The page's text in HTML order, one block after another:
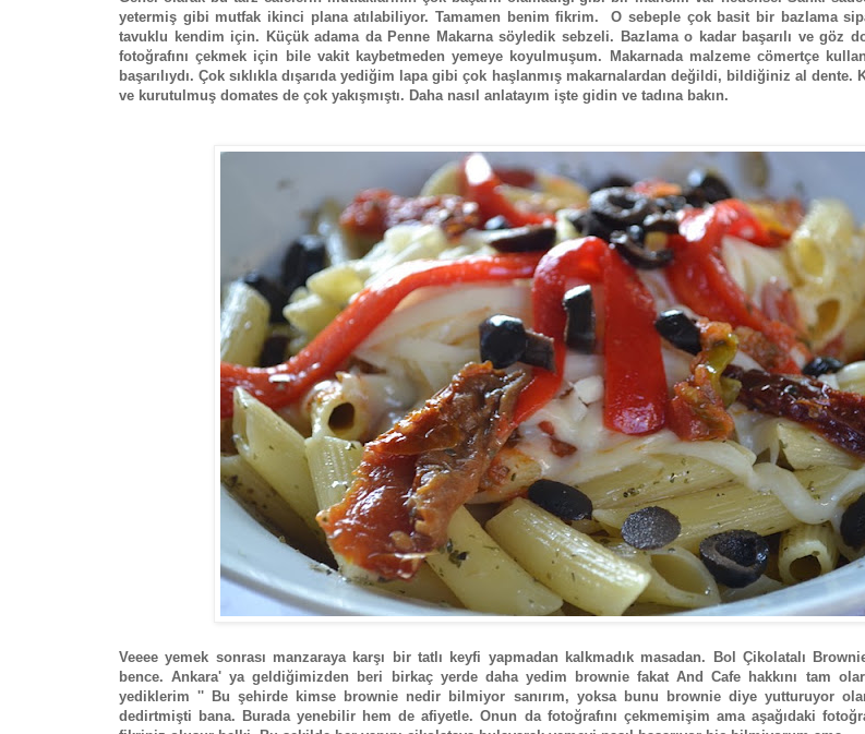
yetermiş gibi mutfak ikinci plana atılabiliyor. Tamamen benim fikrim. O sebeple çok basit bir bazlama
tavuklu kendim için. Küçük adama da Penne Makarna söyledik sebzeli. Bazlama o kadar başarılı ve göz
fotoğrafını çekmek için bile vakit kaybetmeden yemeye koyulmuşum. Makarnada malzeme cömertçe
başarılıydı. Çok sıklıkla dışarıda yediğim lapa gibi çok haşlanmış makarnalardan değildi, bildiğiniz al dente.
ve kurutulmuş domates de çok yakışmıştı. Daha nasıl anlatayım işte gidin ve tadına bakın.
Veeee yemek sonrası manzaraya karşı bir tatlı keyfi yapmadan kalkmadık masadan. Bol Çikolatalı Brownie
bence. Ankara' ya geldiğimizden beri birkaç yerde daha yedim brownie fakat And Cafe hakkını tam
yediklerim '' Bu şehirde kimse brownie nedir bilmiyor sanırım, yoksa bunu brownie diye yutturuyor
dedirtmişti bana. Burada yenebilir hem de afiyetle. Onun da fotoğrafını çekmemişim ama aşağıdaki